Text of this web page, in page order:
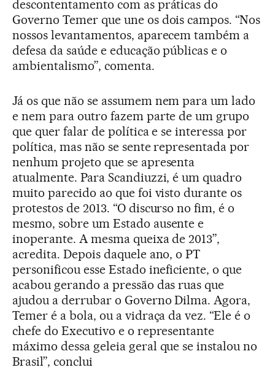
descontentamento com as práticas do
Governo Temer que une os dois campos. “Nos
nossos levantamentos, aparecem também a
defesa da saúde e educação públicas e o
ambientalismo”, comenta.
Já os que não se assumem nem para um lado
e nem para outro fazem parte de um grupo
que quer falar de política e se interessa por
política, mas não se sente representada por
nenhum projeto que se apresenta
atualmente. Para Scandiuzzi, é um quadro
muito parecido ao que foi visto durante os
protestos de 2013. “O discurso no fim, é o
mesmo, sobre um Estado ausente e
inoperante. A mesma queixa de 2013”,
acredita. Depois daquele ano, o PT
personificou esse Estado ineficiente, o que
acabou gerando a pressão das ruas que
ajudou a derrubar o Governo Dilma. Agora,
Temer é a bola, ou a vidraça da vez. “Ele é o
chefe do Executivo e o representante
máximo dessa geleia geral que se instalou no
Brasil”, conclui